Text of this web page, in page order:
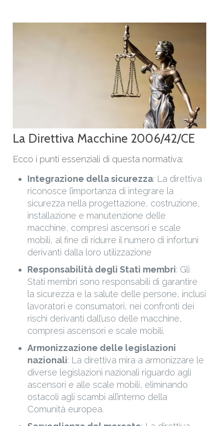
La Direttiva Macchine 2006/42/CE
Ecco i punti essenziali di questa normativa:
Integrazione della sicurezza: La direttiva
riconosce l’importanza di integrare la
sicurezza nella progettazione, costruzione,
installazione e manutenzione delle
macchine, compresi ascensori e scale
mobili, al fine di ridurre il numero di infortuni
derivanti dalla loro utilizzazione
Responsabilità degli Stati membri: Gli
Stati membri sono responsabili di garantire
la sicurezza e la salute delle persone, inclusi
lavoratori e consumatori, nei confronti dei
rischi derivanti dall’uso delle macchine,
compresi ascensori e scale mobili.
Armonizzazione delle legislazioni
nazionali: La direttiva mira a armonizzare le
diverse legislazioni nazionali riguardo agli
ascensori e alle scale mobili, eliminando
ostacoli agli scambi all’interno della
Comunità europea.